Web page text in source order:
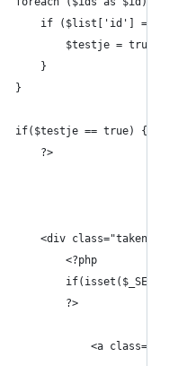
if ($list['id'] ==
$testje = true;
}
}
if($testje == true) {
?>
<div class="taken">
<?php
?>
<a